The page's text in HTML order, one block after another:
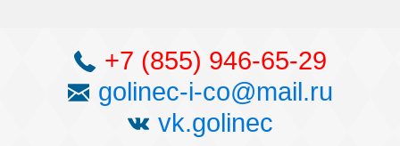
+7 (855) 946-65-29
golinec-i-co@mail.ru
vk.golinec